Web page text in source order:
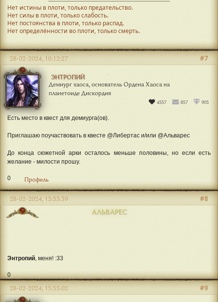
Нет истины в плоти, только предательство.
Нет силы в плоти, только слабость.
Нет постоянства в плоти, только распад.
Нет определённости во плоти, только смерть.
ЭНТРОПИЙ
Демиург хаоса, основатель Ордена Хаоса на
планетоиде Дискордия
4557 857 905
#7
28-02-2024, 10:12:27
Есть место в квест для демиурга(ов).
Приглашаю поучаствовать в квесте @Либертас и/или @Альварес
До конца сюжетной арки осталось меньше половины, но если есть
желание - милости прошу.
0 Профиль
АЛЬВАРЕС
#8
28-02-2024, 15:53:39
Энтропий, меня! :33
0
#9
28-02-2024, 15:55:02